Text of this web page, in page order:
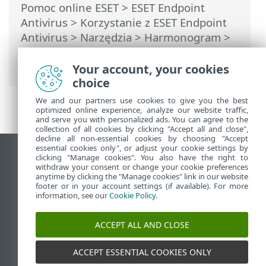
Pomoc online ESET> ESET Endpoint
Antivirus > Korzystanie z ESET Endpoint
Antivirus>Narzędzia>Harmonogram>
Okna dialogowe — Harmonogram >
Szczegóły zadania
Wyświetl witrynę internetową dla
komputerów
End of Life
Baza wiedzy ESET
Forum ESET
ESET Status Portal
Pomoc regionalna
Your account, your cookies
choice
We and our partners use cookies to give you the best
optimized online experience, analyze our website traffic,
and serve you with personalized ads. You can agree to the
collection of all cookies by clicking "Accept all and close",
decline all non-essential cookies by choosing "Accept
essential cookies only", or adjust your cookie settings by
clicking "Manage cookies". You also have the right to
withdraw your consent or change your cookie preferences
anytime by clicking the "Manage cookies" link in our website
footer or in your account settings (if available). For more
information, see ourCookie Policy.
ACCEPT ALL AND CLOSE
ACCEPT ESSENTIAL COOKIES ONLY